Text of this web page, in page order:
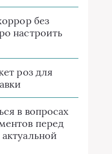
без
настроить
роз для
в вопросах
перед